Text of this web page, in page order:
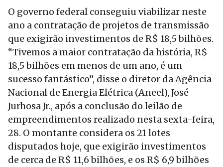
O governo federal conseguiu viabilizar neste
ano a contratação de projetos de transmissão
que exigirão investimentos de R$ 18,5 bilhões.
“Tivemos a maior contratação da história, R$
18,5 bilhões em menos de um ano, é um
sucesso fantástico”, disse o diretor da Agência
Nacional de Energia Elétrica (Aneel), José
Jurhosa Jr., após a conclusão do leilão de
empreendimentos realizado nesta sexta-feira,
28. O montante considera os 21 lotes
disputados hoje, que exigirão investimentos
de cerca de R$ 11,6 bilhões, e os R$ 6,9 bilhões